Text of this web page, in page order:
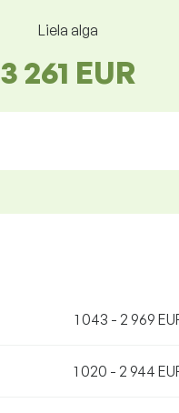
Liela alga
3 261 EUR
1 043 - 2 969
1 020 - 2 944